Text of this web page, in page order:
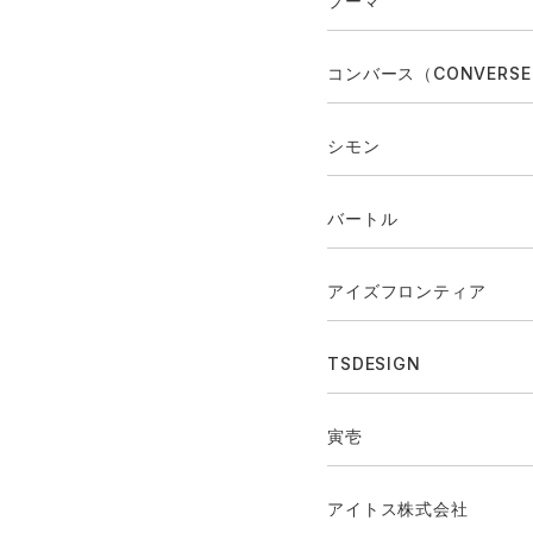
コンバース（CONVERSE
シモン
バートル
アイズフロンティア
TSDESIGN
寅壱
アイトス株式会社